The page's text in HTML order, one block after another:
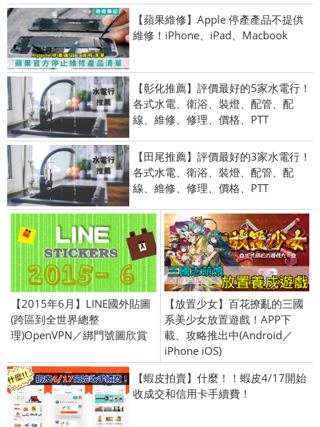
【蘋果維修】Apple 停產產品不提供
維修！iPhone、iPad、Macbook
【彰化推薦】評價最好的5家水電行！
各式水電、衛浴、裝燈、配管、配
線、維修、修理、價格、PTT
【田尾推薦】評價最好的3家水電行！
各式水電、衛浴、裝燈、配管、配
線、維修、修理、價格、PTT
【2015年6月】LINE國外貼圖
(跨區到全世界總整
理)OpenVPN／綁門號圖欣賞
【放置少女】百花撩亂的三國
系美少女放置遊戲！APP下
載、攻略推出中(Android／
iPhone iOS)
【蝦皮拍賣】什麼！！蝦皮4/17開始
收成交和信用卡手續費！